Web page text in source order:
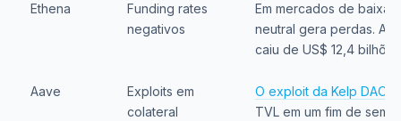
Ethena
Funding rates
negativos
Em mercados de baixa,
neutral gera perdas. A
caiu de US$ 12,4
Aave
Exploits em
colateral
O exploit da Kelp DAO
TVL em um fim de